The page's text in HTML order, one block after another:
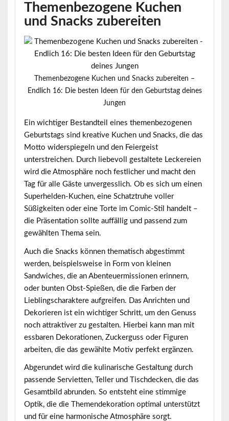
Themenbezogene Kuchen
und Snacks zubereiten
Themenbezogene Kuchen und Snacks zubereiten –
Endlich 16: Die besten Ideen für den Geburtstag deines
Jungen
Ein wichtiger Bestandteil eines themenbezogenen
Geburtstags sind kreative Kuchen und Snacks, die das
Motto widerspiegeln und den Feiergeist
unterstreichen. Durch liebevoll gestaltete Leckereien
wird die Atmosphäre noch festlicher und macht den
Tag für alle Gäste unvergesslich. Ob es sich um einen
Superhelden-Kuchen, eine Schatztruhe voller
Süßigkeiten oder eine Torte im Comic-Stil handelt –
die Präsentation sollte auffällig und passend zum
gewählten Thema sein.
Auch die Snacks können thematisch abgestimmt
werden, beispielsweise in Form von kleinen
Sandwiches, die an Abenteuermissionen erinnern,
oder bunten Obst-Spießen, die die Farben der
Lieblingscharaktere aufgreifen. Das Anrichten und
Dekorieren ist ein wichtiger Schritt, um den Genuss
noch attraktiver zu gestalten. Hierbei kann man mit
essbaren Dekorationen, Zuckerguss oder Figuren
arbeiten, die das gewählte Motiv perfekt ergänzen.
Abgerundet wird die kulinarische Gestaltung durch
passende Servietten, Teller und Tischdecken, die das
Gesamtbild abrunden. So entsteht eine stimmige
Optik, die die Themendekoration optimal unterstützt
und für eine harmonische Atmosphäre sorgt.